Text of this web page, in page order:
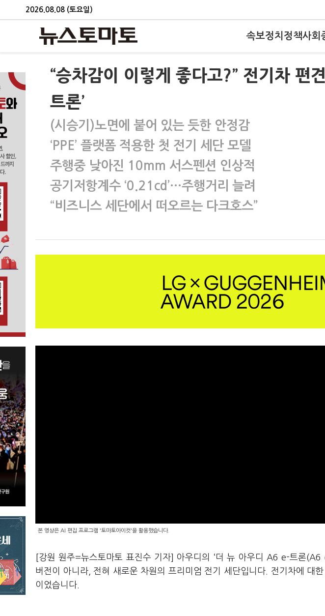
2026.08.08 (토요일)
속보정치 정책사회
“승차감이 이렇게 좋다고?” 전기차 편
트론’
(시승기)노면에 붙어 있는 듯한 안정감
‘PPE’ 플랫폼 적용한 첫 전기 세단 모델
주행중 낮아진 10mm 서스펜션 인상적
공기저항계수 ‘0.21cd’…주행거리 늘려
“비즈니스 세단에서 떠오르는 다크호스”
본 영상은 AI 편집 프로그램 '토마토아이컷'을 활용했습니다.
[강원 원주=뉴스토마토 표진수 기자] 아우디의 ‘더 뉴 아우디 A6 e-트론
버전이 아니라, 전혀 새로운 차원의 프리미엄 전기 세단입니다. 전기차에 대
이었습니다.